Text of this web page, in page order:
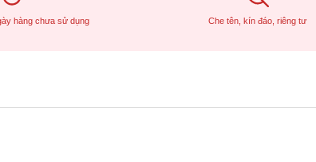
hàng chưa sử dụng Che tên, kín đáo, riêng tư